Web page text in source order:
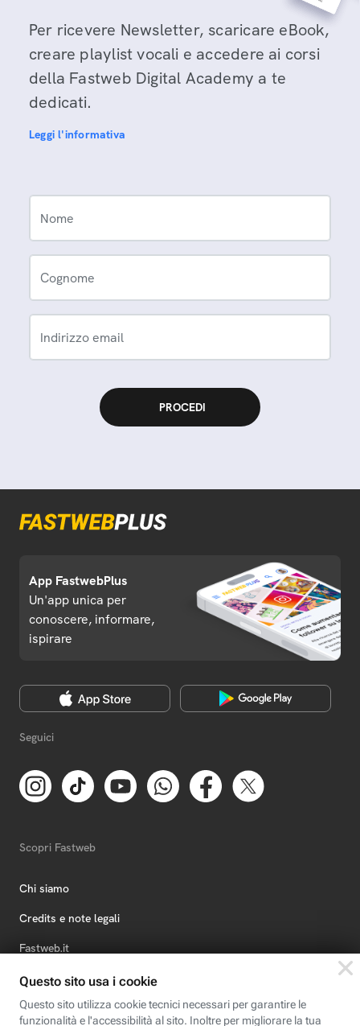
Per ricevere Newsletter, scaricare eBook,
creare playlist vocali e accedere ai corsi
della Fastweb Digital Academy a te
dedicati.
Leggi l'informativa
Nome
Cognome
Indirizzo email
App FastwebPlus
Un'app unica per
conoscere, informare,
ispirare
Seguici
Scopri Fastweb
Chi siamo
Credits e note legali
Fastweb.it
Formazione
Fastweb Digital Academy